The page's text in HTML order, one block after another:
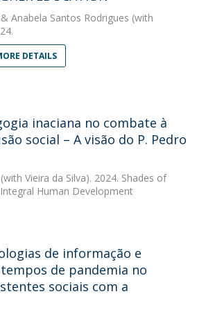
& Anabela Santos Rodrigues (with
DETAILS
inaciana no combate à
social – A visão do P. Pedro
(with Vieira da Silva). 2024. Shades of
Human Development
de informação e
de pandemia no
sociais com a